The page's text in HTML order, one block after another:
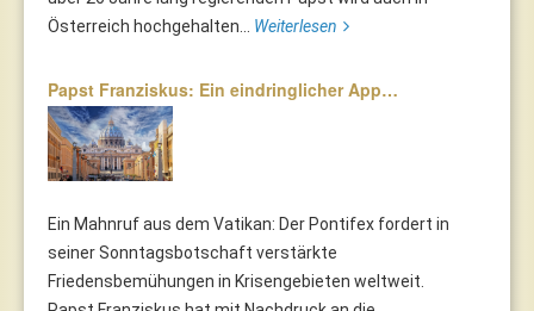
Österreich hochgehalten... Weiterlesen
Papst Franziskus: Ein eindringlicher App…
Ein Mahnruf aus dem Vatikan: Der Pontifex fordert in
seiner Sonntagsbotschaft verstärkte
Friedensbemühungen in Krisengebieten weltweit.